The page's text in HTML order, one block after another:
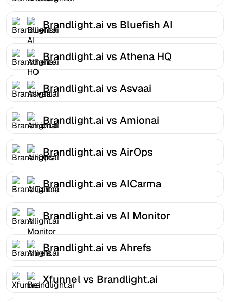
Brandlight.ai vs Bluefish AI
Brandlight.ai vs Athena HQ
Brandlight.ai vs Asvaai
Brandlight.ai vs Amionai
Brandlight.ai vs AirOps
Brandlight.ai vs AICarma
Brandlight.ai vs AI Monitor
Brandlight.ai vs Ahrefs
Xfunnel vs Brandlight.ai